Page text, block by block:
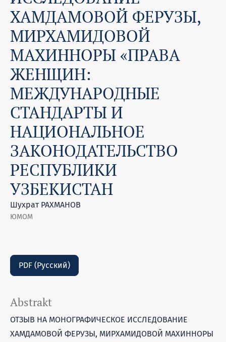
ХАМДАМОВОЙ ФЕРУЗЫ,
МИРХАМИДОВОЙ
МАХИННОРЫ «ПРАВА
ЖЕНЩИН:
МЕЖДУНАРОДНЫЕ
СТАНДАРТЫ И
НАЦИОНАЛЬНОЕ
ЗАКОНОДАТЕЛЬСТВО
РЕСПУБЛИКИ
УЗБЕКИСТАН
Шухрат РАХМАНОВ
ЮМОМ
PDF (Русский)
Abstrakt
ОТЗЫВ НА МОНОГРАФИЧЕСКОЕ ИССЛЕДОВАНИЕ
ХАМДАМОВОЙ ФЕРУЗЫ, МИРХАМИДОВОЙ МАХИННОРЫ